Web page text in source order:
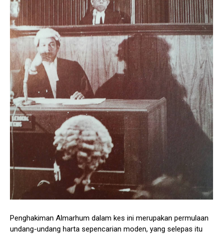
Penghakiman Almarhum dalam kes ini merupakan permulaan
undang-undang harta sepencarian moden, yang selepas itu